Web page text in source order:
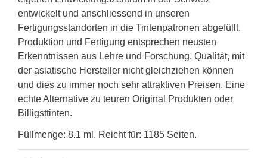
entwickelt und anschliessend in unseren
Fertigungsstandorten in die Tintenpatronen abgefüllt.
Produktion und Fertigung entsprechen neusten
Erkenntnissen aus Lehre und Forschung. Qualität, mit
der asiatische Hersteller nicht gleichziehen können
und dies zu immer noch sehr attraktiven Preisen. Eine
echte Alternative zu teuren Original Produkten oder
Billigsttinten.
Füllmenge: 8.1 ml. Reicht für: 1185 Seiten.